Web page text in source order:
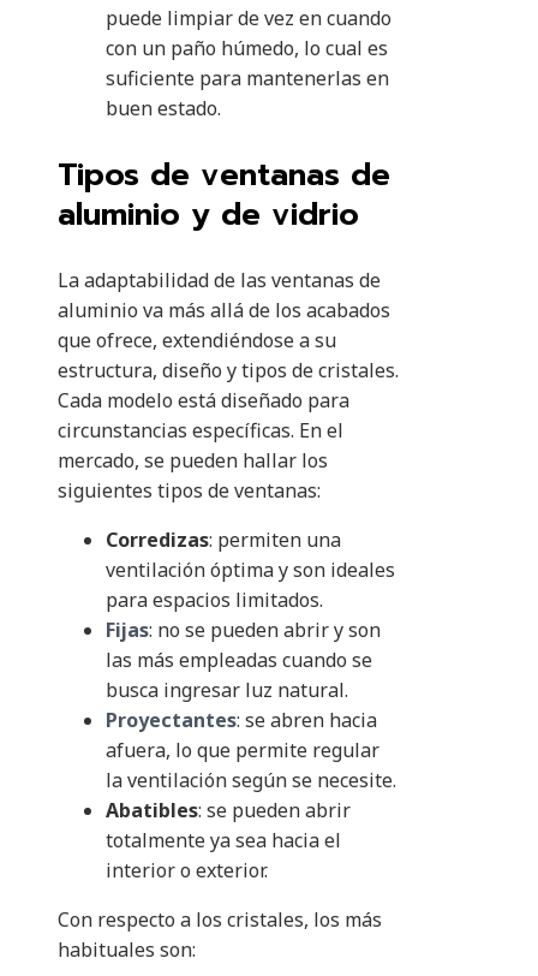
puede limpiar de vez en cuando
con un paño húmedo, lo cual es
suficiente para mantenerlas en
buen estado.
Tipos de ventanas de
aluminio y de vidrio
La adaptabilidad de las ventanas de
aluminio va más allá de los acabados
que ofrece, extendiéndose a su
estructura, diseño y tipos de cristales.
Cada modelo está diseñado para
circunstancias específicas. En el
mercado, se pueden hallar los
siguientes tipos de ventanas:
Corredizas: permiten una
ventilación óptima y son ideales
para espacios limitados.
Fijas: no se pueden abrir y son
las más empleadas cuando se
busca ingresar luz natural.
Proyectantes: se abren hacia
afuera, lo que permite regular
la ventilación según se necesite.
Abatibles: se pueden abrir
totalmente ya sea hacia el
interior o exterior.
Con respecto a los cristales, los más
habituales son: